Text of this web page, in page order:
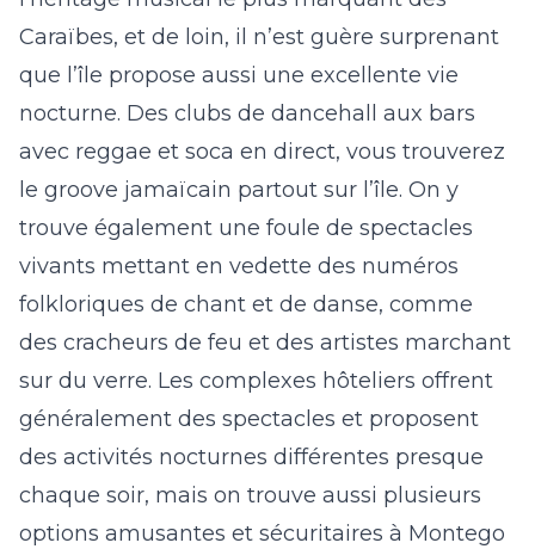
Caraïbes, et de loin, il n’est guère surprenant
que l’île propose aussi une excellente vie
nocturne. Des clubs de dancehall aux bars
avec reggae et soca en direct, vous trouverez
le groove jamaïcain partout sur l’île. On y
trouve également une foule de spectacles
vivants mettant en vedette des numéros
folkloriques de chant et de danse, comme
des cracheurs de feu et des artistes marchant
sur du verre. Les complexes hôteliers offrent
généralement des spectacles et proposent
des activités nocturnes différentes presque
chaque soir, mais on trouve aussi plusieurs
options amusantes et sécuritaires à Montego